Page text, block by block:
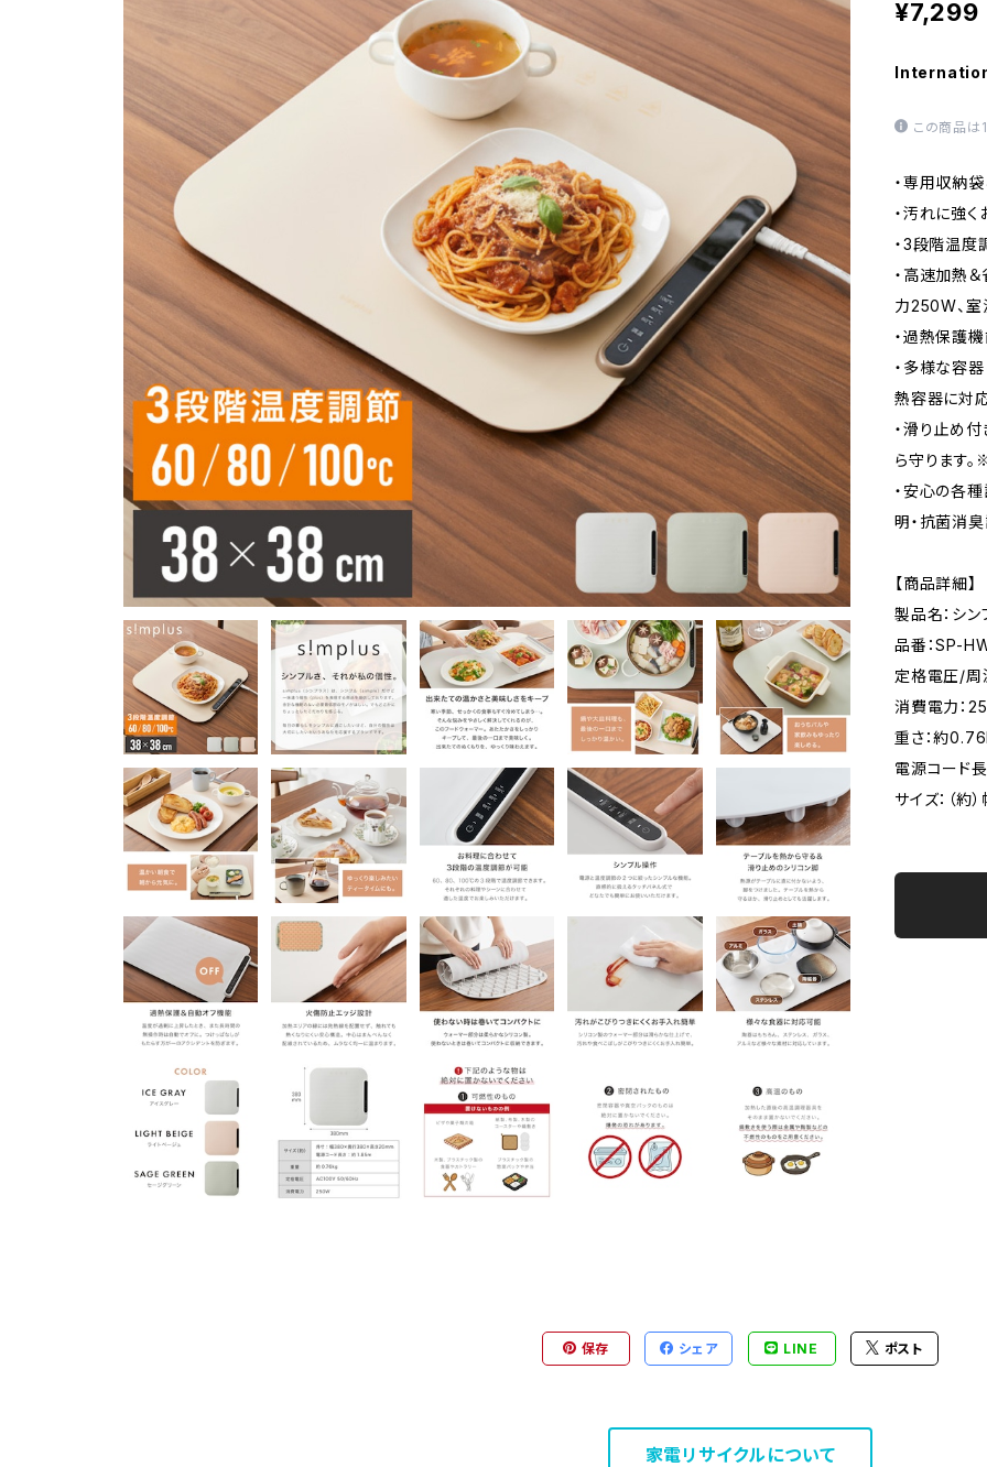
¥7,299
この商品は
・専用収納
・汚れに強
・3段階温
・高速加熱
力250W、
・過熱保護
・多様な容器
熱容器に対
・滑り止め
ら守ります
・安心の各
明・抗菌消
【商品詳細】
製品名：シ
品番：SP-
定格電圧/
消費電力：
重さ：約
電源コード
サイズ：（
保存 シェア LINE ポスト
家電リサイクルについて